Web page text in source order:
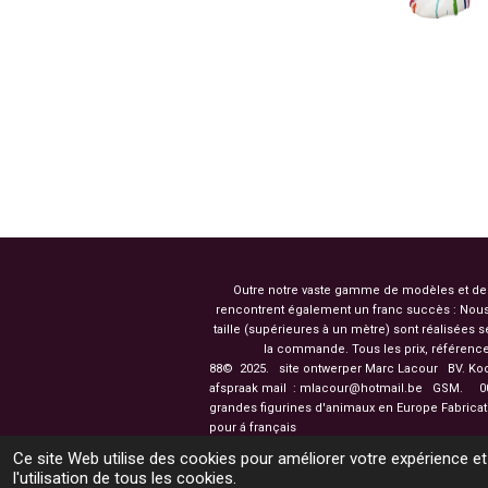
Ce site Web utilise des cookies pour améliorer votre expérience
l'utilisation de tous les cookies.
Outre notre vaste gamme de modèles et
rencontrent également un franc succès :
taille (supérieures à un mètre) sont réalisées
la commande. Tous les prix,
88© 2025. site ontwerper Marc Lacour BV.
afspraak mail : mlacour@hotmail.be GSM.
grandes figurines
pour á français